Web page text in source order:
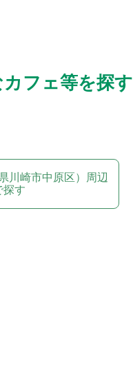
フェ等を探す
川崎市中原区）周辺
探す